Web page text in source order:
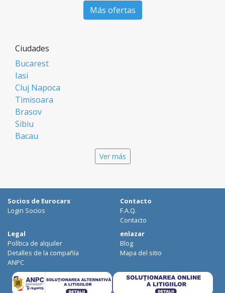
Más ofertas
Ciudades
Bucarest
Iasi
Cluj Napoca
Timisoara
Brasov
Sibiu
Bacau
Galati
Suceava
Focsani
Targoviste
Ploiesti
Craiova
Botosani
Ver más
Socios de Eurocars
Login Socios
Contacto
F.A.Q.
Contacto
Legal
Política de alquiler
Detalles de la compañía
ANPC
enlazar
Blog
Mapa del sitio